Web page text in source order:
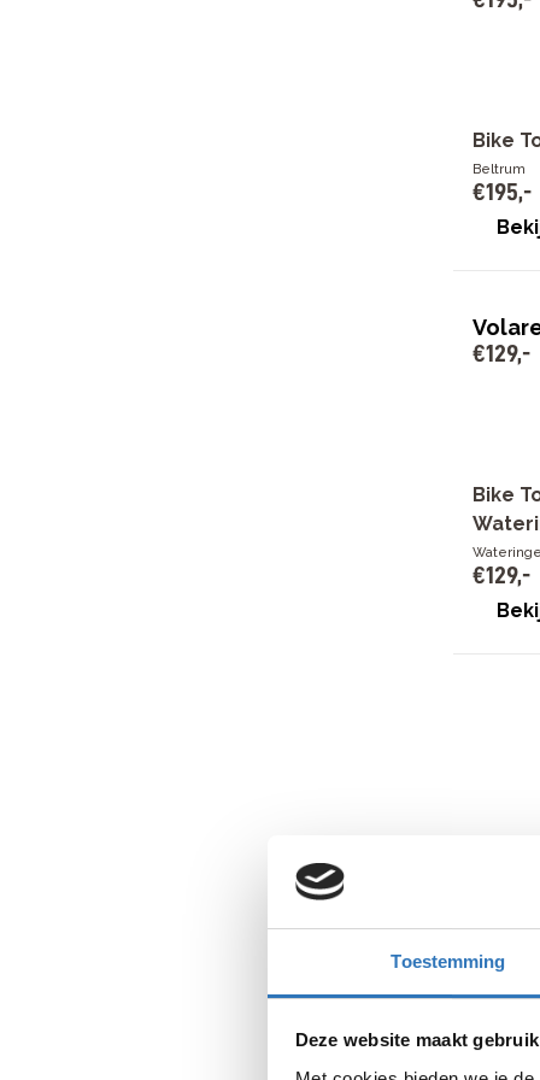
Toestemming
Deze website maakt
Bike
Beltrum
€195,-
€129,-
Bike
€129,-
Heb je
Gebruik
ingeruild